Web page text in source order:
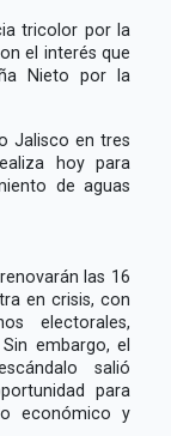
tricolor por la
el interés que
Nieto por la
Jalisco en tres
hoy para
de aguas
las 16
en crisis, con
electorales,
embargo, el
salió
para
económico y